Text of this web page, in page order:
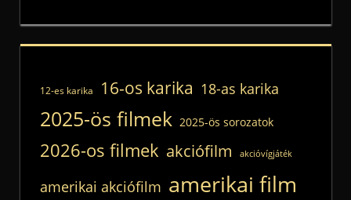
12-es karika 16-os karika 18-as karika
2025-ös filmek 2025-ös sorozatok
2026-os filmek akciófilm akcióvígjáték
amerikai akciófilm amerikai film